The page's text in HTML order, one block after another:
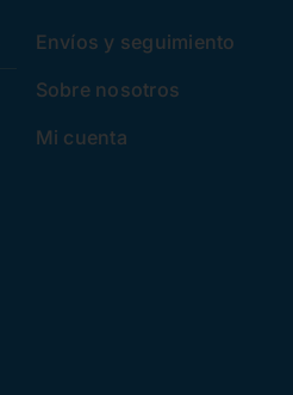
Envíos y seguimiento
Sobre nosotros
Mi cuenta